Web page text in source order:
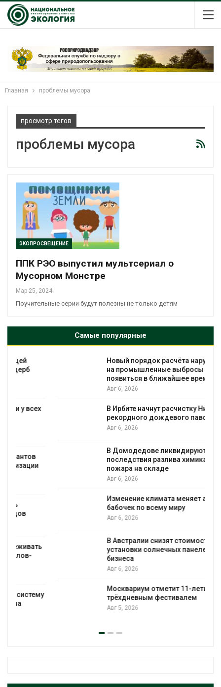
Главная проблемы мусора
просмотр тегов
проблемы мусора
ЭКОПРОСВЕЩЕНИЕ
ППК РЭО выпустил мультсериал о
Мусорном Монстре
Мар 25, 2024
Поучительные серии будут полезны не только детям
Самые популярные
Новый порядок расчёта нарушений квот
на промышленные выбросы может
появиться в ближайшее время
В Ирбите начнут расчистку Ницы после
рекордного дождевого паводка
В Домодедове ликвидируют
последствия разлива химикатов после
пожара на складе
Изменение климата меняет ареалы
бабочек по всему миру
В Австралии снизят стоимость
установки солнечных панелей для
Москвариум отметит 11-летие
трёхдневным фестивалем